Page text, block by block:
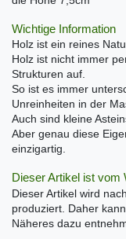
Wichtige Information
Holz ist ein reines
Holz ist nicht immer
Strukturen auf.
So ist es immer
Unreinheiten in der
Auch sind kleine
Aber genau diese
einzigartig.
Dieser Artikel ist vom
Dieser Artikel wird
produziert. Daher
Näheres dazu